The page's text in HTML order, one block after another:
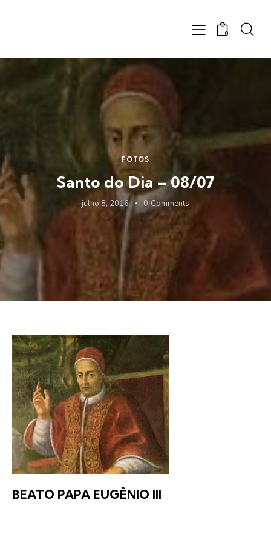
0
FOTOS
Santo do Dia – 08/07
julho 8, 2016 0 Comments
BEATO PAPA EUGÊNIO III